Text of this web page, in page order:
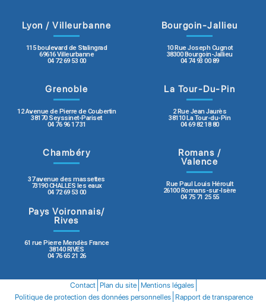
Lyon / Villeurbanne
115 boulevard de Stalingrad
69616 Villeurbanne
04 72 69 53 00
Bourgoin-Jallieu
10 Rue Joseph Cugnot
38300 Bourgoin-Jallieu
04 74 93 00 89
Grenoble
12 Avenue de Pierre de Coubertin
38170 Seyssinet-Pariset
04 76 96 17 31
La Tour-Du-Pin
2 Rue Jean Jaurès
38110 La Tour-du-Pin
04 69 82 18 80
Chambéry
37 avenue des massettes
73190 CHALLES les eaux
04 72 69 53 00
Romans /
Valence
Rue Paul Louis Héroult
26100 Romans-sur-Isère
04 75 71 25 55
Pays Voironnais/
Rives
61 rue Pierre Mendès France
38140 RIVES
04 76 65 21 26
Contact Plan du site Mentions légales
Politique de protection des données personnelles Rapport de transparence